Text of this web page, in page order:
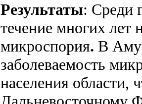
Результаты: Среди
течение многих лет
микроспория. В
заболеваемость
населения области,